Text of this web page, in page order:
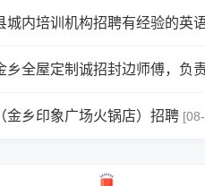
城内培训机构招聘有经验的英
乡全屋定制诚招封边师傅，负
（金乡印象广场火锅店）招聘